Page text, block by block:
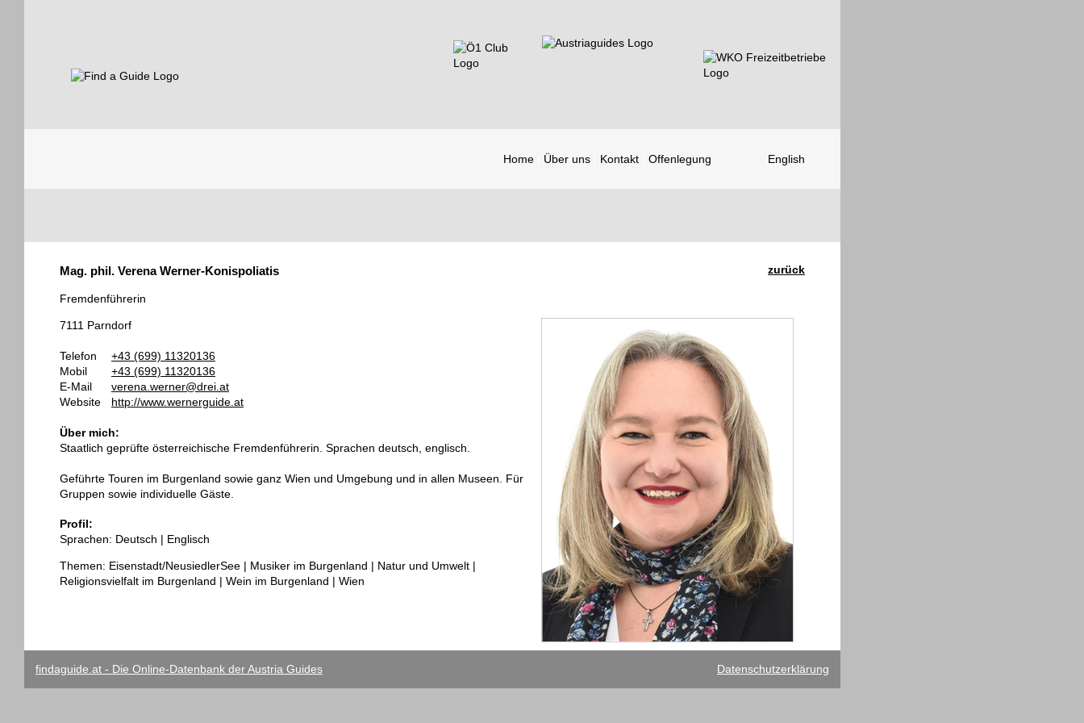
Home Über uns Kontakt Offenlegung English
Guides
zurück
Mag. phil. Verena Werner-Konispoliatis
Fremdenführerin
7111 Parndorf
Telefon
+43 (699) 11320136
Mobil
+43 (699) 11320136
E-Mail
verena.werner@drei.at
Website
http://www.wernerguide.at
Über mich:
Staatlich geprüfte österreichische Fremdenführerin. Sprachen deutsch, englisch.
Geführte Touren im Burgenland sowie ganz Wien und Umgebung und in allen Museen. Für
Gruppen sowie individuelle Gäste.
Profil:
Sprachen: Deutsch | Englisch
Themen: Eisenstadt/NeusiedlerSee | Musiker im Burgenland | Natur und Umwelt |
Religionsvielfalt im Burgenland | Wein im Burgenland | Wien
findaguide.at - Die Online-Datenbank der Austria Guides Datenschutzerklärung